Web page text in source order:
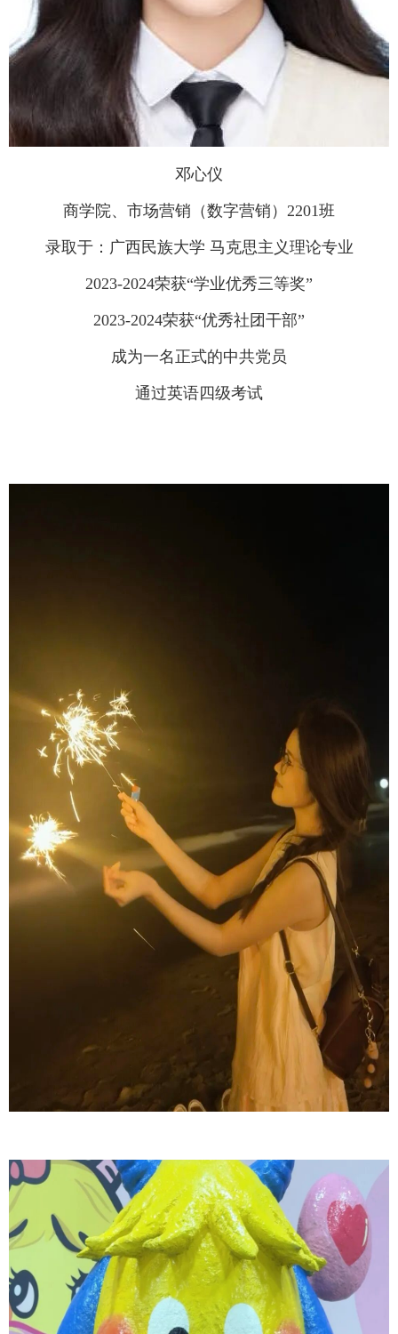
邓心仪
商学院、市场营销（数字营销）2201班
录取于：广西民族大学 马克思主义理论专业
2023-2024荣获“学业优秀三等奖”
2023-2024荣获“优秀社团干部”
成为一名正式的中共党员
通过英语四级考试